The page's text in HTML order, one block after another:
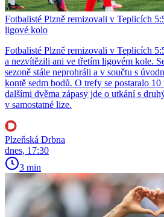
Fotbalisté Plzně remizovali v Teplicích
ligové kolo
Fotbalisté Plzně remizovali v Teplicích
a nezvítězili ani ve třetím ligovém kole.
sezoně stále neprohráli a v součtu s
kontě sedm bodů. O trefy se postaralo
dalšími dvěma zápasy jde o utkání s
v samostatné lize.
Plzeňská Drbna
dnes, 17:30
3 min